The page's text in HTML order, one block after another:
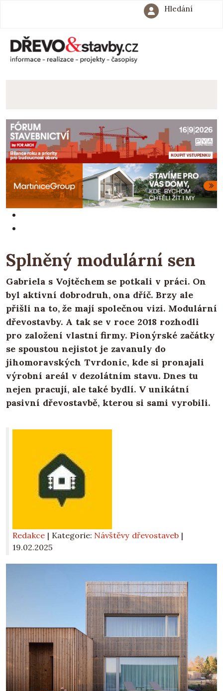
Hledání
Splněný modulární sen
Gabriela s Vojtěchem se potkali v práci. On
byl aktivní dobrodruh, ona dříč. Brzy ale
přišli na to, že mají společnou vizi. Modulární
dřevostavby. A tak se v roce 2018 rozhodli
pro založení vlastní firmy. Pionýrské začátky
se spoustou nejistot je zavanuly do
jihomoravských Tvrdonic, kde si pronajali
výrobní areál v dezolátním stavu. Dnes tu
nejen pracují, ale také bydlí. V unikátní
pasivní dřevostavbě, kterou si sami vyrobili.
Redakce | Kategorie: Návštěvy dřevostaveb |
19.02.2025